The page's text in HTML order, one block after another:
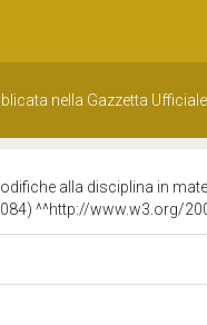
nella Gazzetta
alla disciplina in
^^http://www.w3.org/